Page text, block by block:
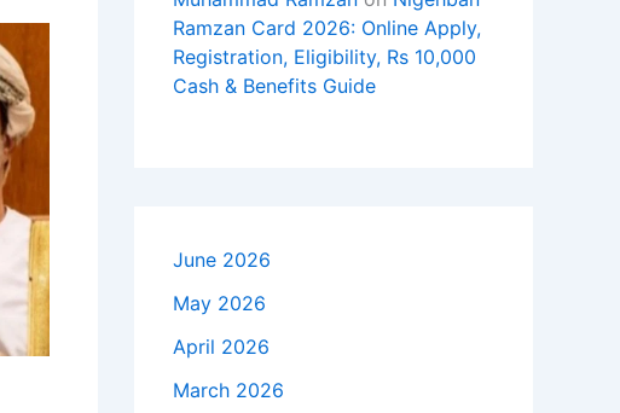
Ramzan Card 2026: Online Apply,
Registration, Eligibility, Rs 10,000
Cash & Benefits Guide
June 2026
May 2026
April 2026
March 2026